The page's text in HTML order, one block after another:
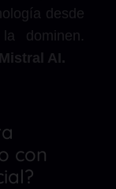
desde
dominen.
AI.
con